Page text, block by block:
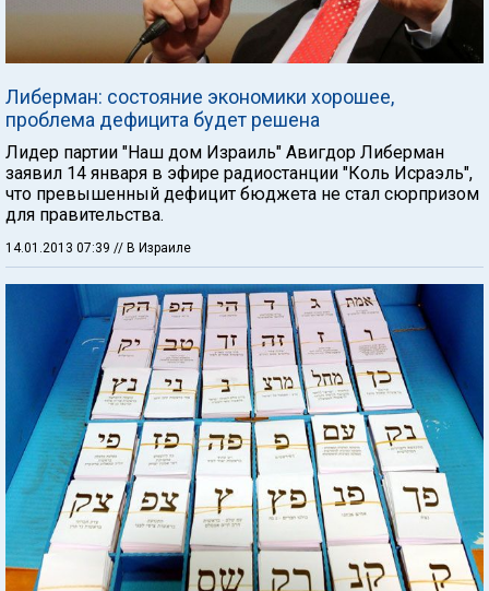
Либерман: состояние экономики хорошее,
проблема дефицита будет решена
Лидер партии "Наш дом Израиль" Авигдор Либерман
заявил 14 января в эфире радиостанции "Коль Исраэль",
что превышенный дефицит бюджета не стал сюрпризом
для правительства.
14.01.2013 07:39 // В Израиле